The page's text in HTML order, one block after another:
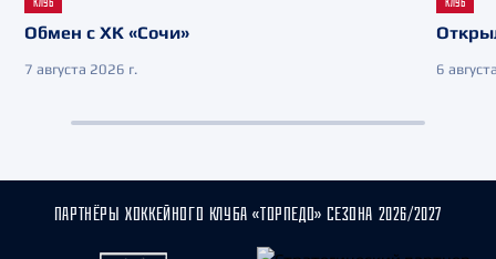
Обмен с ХК «Сочи»
7 августа 2026 г. 6
ПАРТНЁРЫ ХОККЕЙНОГО КЛУБА «ТОРПЕДО» СЕЗОНА 2026/2027